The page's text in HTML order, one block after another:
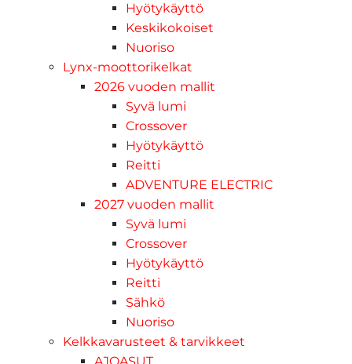
Hyötykäyttö
Keskikokoiset
Nuoriso
Lynx-moottorikelkat
2026 vuoden mallit
Syvä lumi
Crossover
Hyötykäyttö
Reitti
ADVENTURE ELECTRIC
2027 vuoden mallit
Syvä lumi
Crossover
Hyötykäyttö
Reitti
Sähkö
Nuoriso
Kelkkavarusteet & tarvikkeet